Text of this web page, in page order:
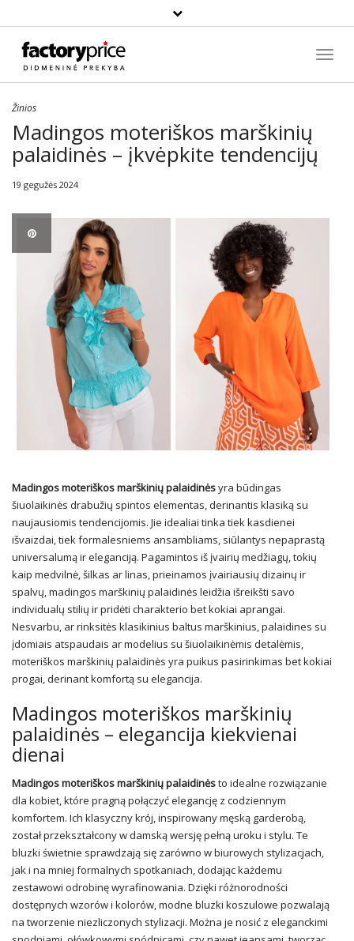
Paieška
Žinios
Madingos moteriškos marškinių
palaidinės – įkvėpkite tendencijų
19 gegužės 2024
Madingos moteriškos marškinių palaidinėsyra būdingas
šiuolaikinės drabužių spintos elementas, derinantis klasiką su
naujausiomis tendencijomis. Jie idealiai tinka tiek kasdienei
išvaizdai, tiek formalesniems ansambliams, siūlantys nepaprastą
universalumą ir eleganciją. Pagamintos iš įvairių medžiagų, tokių
kaip medvilnė, šilkas ar linas, prieinamos įvairiausių dizainų ir
spalvų, madingos marškinių palaidinės leidžia išreikšti savo
individualų stilių ir pridėti charakterio bet kokiai aprangai.
Nesvarbu, ar rinksitės klasikinius baltus marškinius, palaidines su
įdomiais atspaudais ar modelius su šiuolaikinėmis detalėmis,
moteriškos marškinių palaidinės yra puikus pasirinkimas bet kokiai
progai, derinant komfortą su elegancija.
Madingos moteriškos marškinių
palaidinės – elegancija kiekvienai
dienai
Madingos moteriškos marškinių palaidinėsto idealne rozwiązanie
dla kobiet, które pragną połączyć elegancję z codziennym
komfortem. Ich klasyczny krój, inspirowany męską garderobą,
został przekształcony w damską wersję pełną uroku i stylu. Te
bluzki świetnie sprawdzają się zarówno w biurowych stylizacjach,
jak i na mniej formalnych spotkaniach, dodając każdemu
zestawowi odrobinę wyrafinowania. Dzięki różnorodności
dostępnych wzorów i kolorów, modne bluzki koszulowe pozwalają
na tworzenie niezliczonych stylizacji. Można je nosić z eleganckimi